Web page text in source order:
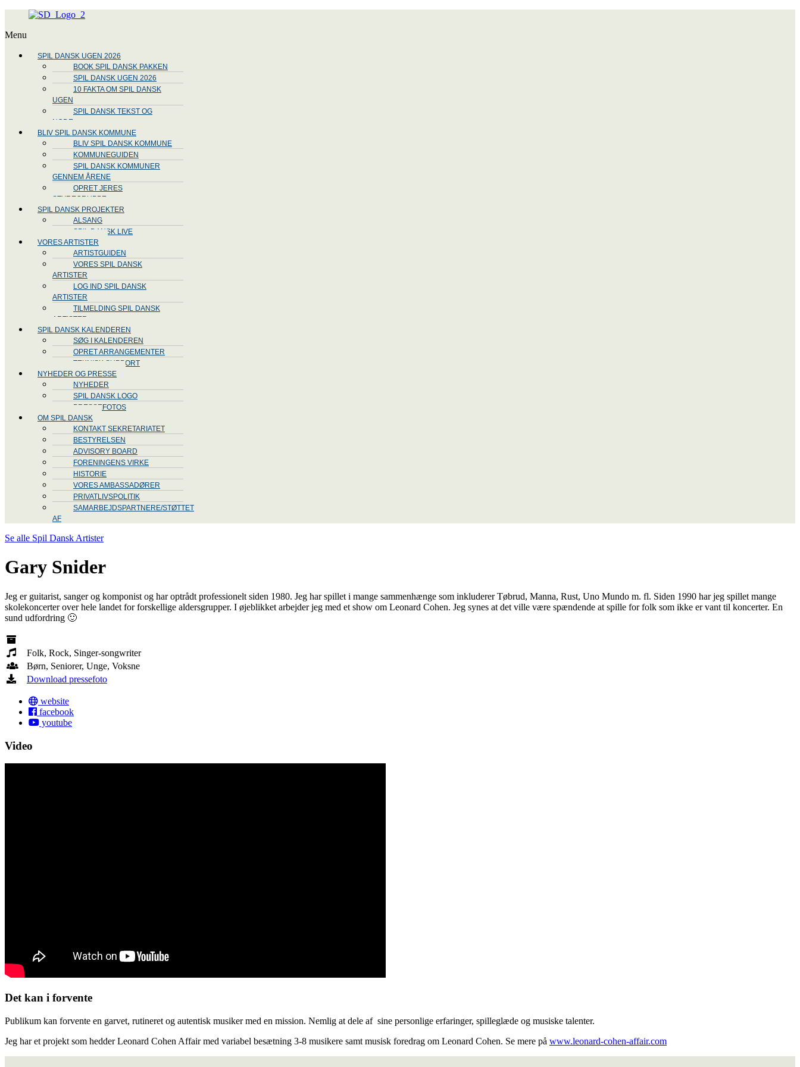
Menu
SPIL DANSK UGEN 2026
BOOK SPIL DANSK PAKKEN
SPIL DANSK UGEN 2026
10 FAKTA OM SPIL DANSK
UGEN
SPIL DANSK TEKST OG
NODE
BLIV SPIL DANSK KOMMUNE
BLIV SPIL DANSK KOMMUNE
KOMMUNEGUIDEN
SPIL DANSK KOMMUNER
GENNEM ÅRENE
OPRET JERES
STYREGRUPPE
SPIL DANSK PROJEKTER
ALSANG
SPIL DANSK LIVE
VORES ARTISTER
ARTISTGUIDEN
VORES SPIL DANSK
ARTISTER
LOG IND SPIL DANSK
ARTISTER
TILMELDING SPIL DANSK
ARTISTER
SPIL DANSK KALENDEREN
SØG I KALENDEREN
OPRET ARRANGEMENTER
TEKNISK SUPPORT
NYHEDER OG PRESSE
NYHEDER
SPIL DANSK LOGO
PRESSEFOTOS
OM SPIL DANSK
KONTAKT SEKRETARIATET
BESTYRELSEN
ADVISORY BOARD
FORENINGENS VIRKE
HISTORIE
VORES AMBASSADØRER
PRIVATLIVSPOLITIK
SAMARBEJDSPARTNERE/STØTTET
AF
Se alle Spil Dansk Artister
Gary Snider
Jeg er guitarist, sanger og komponist og har optrådt professionelt siden 1980. Jeg har spillet i mange sammenhænge som inkluderer Tøbrud, Manna, Rust, Uno Mundo m. fl. Siden 1990 har jeg spillet mange
skolekoncerter over hele landet for forskellige aldersgrupper. I øjeblikket arbejder jeg med et show om Leonard Cohen. Jeg synes at det ville være spændende at spille for folk som ikke er vant til koncerter. En
sund udfordring 🙂
Folk, Rock, Singer-songwriter
Børn, Seniorer, Unge, Voksne
Download pressefoto
website
facebook
youtube
Video
Det kan i forvente
Publikum kan forvente en garvet, rutineret og autentisk musiker med en mission. Nemlig at dele af sine personlige erfaringer, spilleglæde og musiske talenter.
Jeg har et projekt som hedder Leonard Cohen Affair med variabel besætning 3-8 musikere samt musisk foredrag om Leonard Cohen. Se mere på www.leonard-cohen-affair.com